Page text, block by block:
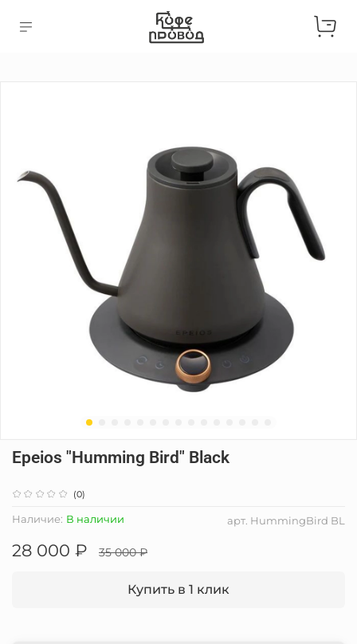
(0)
арт. HummingBird BL
Наличие: В наличии
Epeios "Humming Bird" Black
28 000 ₽ 35 000 ₽
Купить в 1 клик